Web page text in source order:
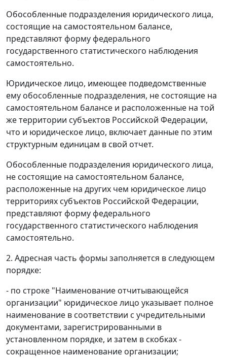
Обособленные подразделения юридического лица,
состоящие на самостоятельном балансе,
представляют форму федерального
государственного статистического наблюдения
самостоятельно.
Юридическое лицо, имеющее подведомственные
ему обособленные подразделения, не состоящие на
самостоятельном балансе и расположенные на той
же территории субъектов Российской Федерации,
что и юридическое лицо, включает данные по этим
структурным единицам в свой отчет.
Обособленные подразделения юридического лица,
не состоящие на самостоятельном балансе,
расположенные на других чем юридическое лицо
территориях субъектов Российской Федерации,
представляют форму федерального
государственного статистического наблюдения
самостоятельно.
2. Адресная часть формы заполняется в следующем
порядке:
- по строке "Наименование отчитывающейся
организации" юридическое лицо указывает полное
наименование в соответствии с учредительными
документами, зарегистрированными в
установленном порядке, и затем в скобках -
сокращенное наименование организации;